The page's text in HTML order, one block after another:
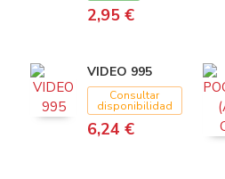
2,95 €
VIDEO 995
Consultar
disponibilidad
6,24 €